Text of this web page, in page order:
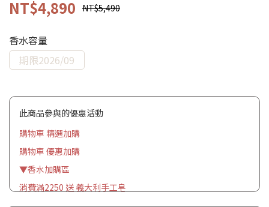
NT$4,890 NT$5,490
香水容量
期限2026/09
此商品參與的優惠活動
購物車 精選加購
購物車 優惠加購
▼香水加購區
消費滿2250 送 義大利手工皂